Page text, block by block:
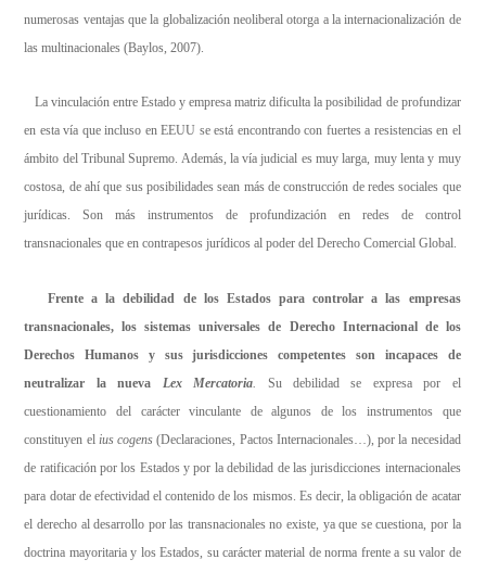
numerosas ventajas que la globalización neoliberal otorga a la internacionalización de
las multinacionales (Baylos, 2007).
La vinculación entre Estado y empresa matriz dificulta la posibilidad de profundizar
en esta vía que incluso en EEUU se está encontrando con fuertes a resistencias en el
ámbito del Tribunal Supremo. Además, la vía judicial es muy larga, muy lenta y muy
costosa, de ahí que sus posibilidades sean más de construcción de redes sociales que
jurídicas. Son más instrumentos de profundización en redes de control
transnacionales que en contrapesos jurídicos al poder del Derecho Comercial Global.
Frente a la debilidad de los Estados para controlar a las empresas
transnacionales, los sistemas universales de Derecho Internacional de los
Derechos Humanos y sus jurisdicciones competentes son incapaces de
neutralizar la nueva Lex Mercatoria. Su debilidad se expresa por el
cuestionamiento del carácter vinculante de algunos de los instrumentos que
constituyen el ius cogens (Declaraciones, Pactos Internacionales…), por la necesidad
de ratificación por los Estados y por la debilidad de las jurisdicciones internacionales
para dotar de efectividad el contenido de los mismos. Es decir, la obligación de acatar
el derecho al desarrollo por las transnacionales no existe, ya que se cuestiona, por la
doctrina mayoritaria y los Estados, su carácter material de norma frente a su valor de